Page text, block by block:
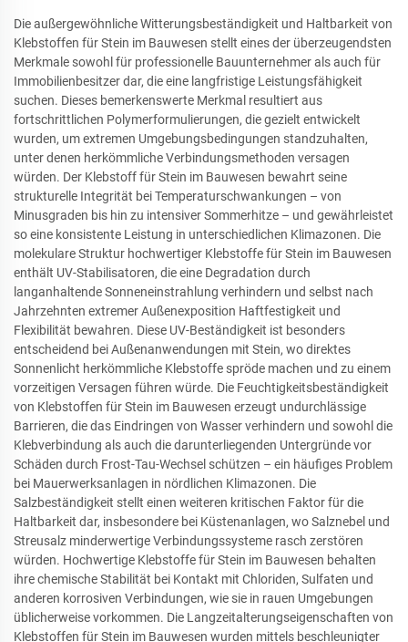
Die außergewöhnliche Witterungsbeständigkeit und Haltbarkeit von
Klebstoffen für Stein im Bauwesen stellt eines der überzeugendsten
Merkmale sowohl für professionelle Bauunternehmer als auch für
Immobilienbesitzer dar, die eine langfristige Leistungsfähigkeit
suchen. Dieses bemerkenswerte Merkmal resultiert aus
fortschrittlichen Polymerformulierungen, die gezielt entwickelt
wurden, um extremen Umgebungsbedingungen standzuhalten,
unter denen herkömmliche Verbindungsmethoden versagen
würden. Der Klebstoff für Stein im Bauwesen bewahrt seine
strukturelle Integrität bei Temperaturschwankungen – von
Minusgraden bis hin zu intensiver Sommerhitze – und gewährleistet
so eine konsistente Leistung in unterschiedlichen Klimazonen. Die
molekulare Struktur hochwertiger Klebstoffe für Stein im Bauwesen
enthält UV-Stabilisatoren, die eine Degradation durch
langanhaltende Sonneneinstrahlung verhindern und selbst nach
Jahrzehnten extremer Außenexposition Haftfestigkeit und
Flexibilität bewahren. Diese UV-Beständigkeit ist besonders
entscheidend bei Außenanwendungen mit Stein, wo direktes
Sonnenlicht herkömmliche Klebstoffe spröde machen und zu einem
vorzeitigen Versagen führen würde. Die Feuchtigkeitsbeständigkeit
von Klebstoffen für Stein im Bauwesen erzeugt undurchlässige
Barrieren, die das Eindringen von Wasser verhindern und sowohl die
Klebverbindung als auch die darunterliegenden Untergründe vor
Schäden durch Frost-Tau-Wechsel schützen – ein häufiges Problem
bei Mauerwerksanlagen in nördlichen Klimazonen. Die
Salzbeständigkeit stellt einen weiteren kritischen Faktor für die
Haltbarkeit dar, insbesondere bei Küstenanlagen, wo Salznebel und
Streusalz minderwertige Verbindungssysteme rasch zerstören
würden. Hochwertige Klebstoffe für Stein im Bauwesen behalten
ihre chemische Stabilität bei Kontakt mit Chloriden, Sulfaten und
anderen korrosiven Verbindungen, wie sie in rauen Umgebungen
üblicherweise vorkommen. Die Langzeitalterungseigenschaften von
Klebstoffen für Stein im Bauwesen wurden mittels beschleunigter